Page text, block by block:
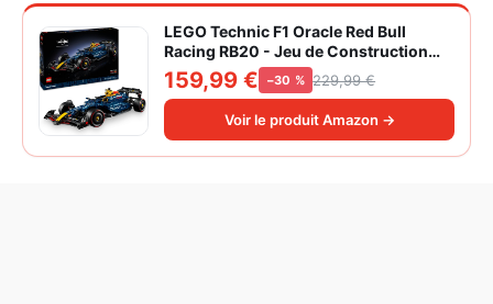
LEGO Technic F1 Oracle Red Bull
Racing RB20 - Jeu de Construction
Collector pour Adulte - Inclut Un
Moteur V6 et Une boîte de Vitesses -
Idée Cadeau pour passionnés de
Formule 1 42206
159,99 € −30 % 229,99 €
Voir le produit Amazon →